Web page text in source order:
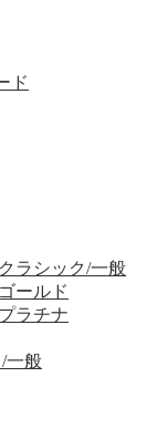
ド
ラシック/一般
ールド
ラチナ
一般